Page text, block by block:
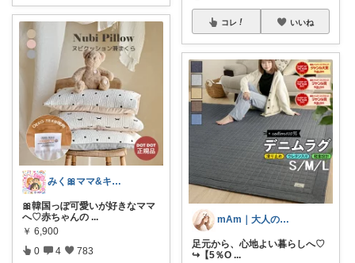
みく🎀ママ&キッズグッズ🎁
🎀韓国っぽ可愛いが好きなママ
へ♡赤ちゃんの ...
￥ 6,900
0 4 783
コレ いいね
mAm｜大人のご褒美セレクト
足元から、心地よい暮らしへ♡
↪︎【5％O ...